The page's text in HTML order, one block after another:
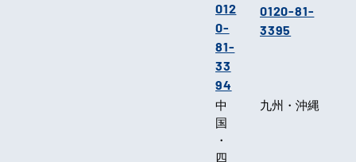
012
0-
81-
33
94
0120-81-
3395
中
国
・
四
九州・沖縄